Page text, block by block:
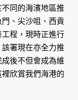
同的海濱地區推
、尖沙咀、西貢
程，現時正進行
署現在亦全力推
後不但會成為維
欣賞我們海港的